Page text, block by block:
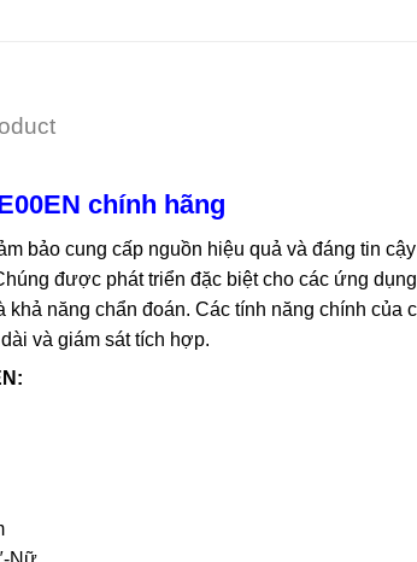
chính hãng
bảo cung cấp nguồn hiệu quả và đáng tin
được phát triển đặc biệt cho các ứng
năng chẩn đoán. Các tính năng chính của
và giám sát tích hợp.